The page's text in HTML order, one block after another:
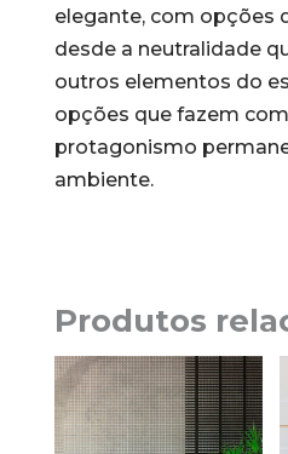
elegante, com opções
desde a neutralidade
outros elementos do
opções que fazem
protagonismo
ambiente.
Produtos